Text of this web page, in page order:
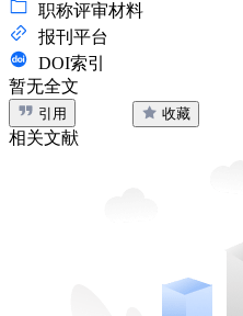
职称评审材料
报刊平台
DOI索引
暂无全文
引用 收藏
相关文献